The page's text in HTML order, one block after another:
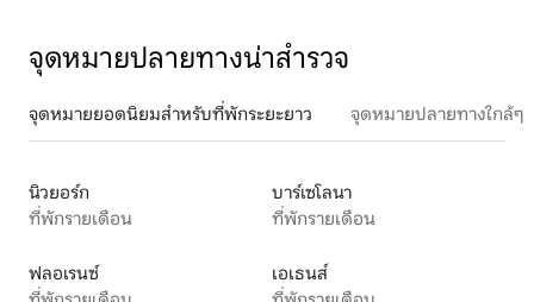
จุดหมายปลายทางน่าสำรวจ
จุดหมายยอดนิยมสำหรับที่พักระยะยาว จุดหมายปลายทางใกล้ๆ
นิวยอร์ก
ที่พักรายเดือน
บาร์เซโลนา
ที่พักรายเดือน
ฟลอเรนซ์
เอเธนส์